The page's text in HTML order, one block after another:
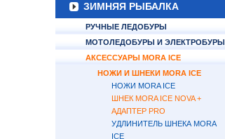
ЗИМНЯЯ РЫБАЛКА
РУЧНЫЕ ЛЕДОБУРЫ
МОТОЛЕДОБУРЫ И ЭЛЕКТРОБУРЫ
АКСЕССУАРЫ MORA ICE
НОЖИ И ШНЕКИ MORA ICE
НОЖИ MORA ICE
ШНЕК MORA ICE NOVA +
АДАПТЕР PRO
УДЛИНИТЕЛЬ ШНЕКА MORA
ICE